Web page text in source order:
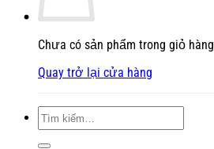
Chưa có sản phẩm trong giỏ
Quay trở lại cửa hàng
Tìm
kiếm: